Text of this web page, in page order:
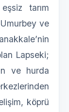
tarım
ve
Lapseki;
ve hurda
köprü